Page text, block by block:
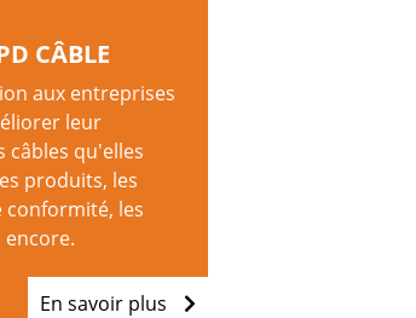
CÂBLE
aux entreprises
leur
câbles qu'elles
produits, les
les
En savoir plus